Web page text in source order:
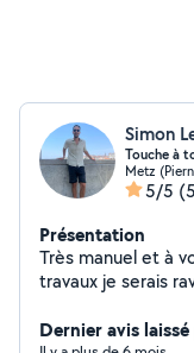
Simon
Touche à
Metz
5/5
Présentation
Très manuel et à
travaux je serais
Dernier avis